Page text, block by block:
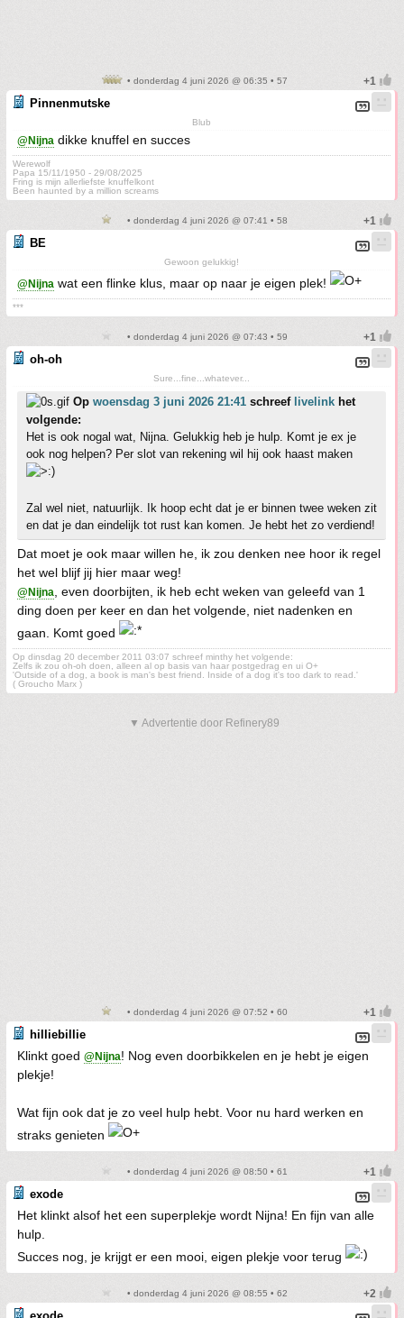
• donderdag 4 juni 2026 @ 06:35 • 57
Pinnenmutske
Blub
@Nijna dikke knuffel en succes
Werewolf
Papa 15/11/1950 - 29/08/2025
Fring is mijn allerliefste knuffelkont
Been haunted by a million screams
• donderdag 4 juni 2026 @ 07:41 • 58
BE
Gewoon gelukkig!
@Nijna wat een flinke klus, maar op naar je eigen plek!
***
• donderdag 4 juni 2026 @ 07:43 • 59
oh-oh
Sure...fine...whatever...
Op woensdag 3 juni 2026 21:41 schreef livelink het
volgende:
Het is ook nogal wat, Nijna. Gelukkig heb je hulp. Komt je ex je
ook nog helpen? Per slot van rekening wil hij ook haast maken
Zal wel niet, natuurlijk. Ik hoop echt dat je er binnen twee weken zit
en dat je dan eindelijk tot rust kan komen. Je hebt het zo verdiend!
Dat moet je ook maar willen he, ik zou denken nee hoor ik regel
het wel blijf jij hier maar weg!
@Nijna , even doorbijten, ik heb echt weken van geleefd van 1
ding doen per keer en dan het volgende, niet nadenken en
gaan. Komt goed
Op dinsdag 20 december 2011 03:07 schreef minthy het volgende:
Zelfs ik zou oh-oh doen, alleen al op basis van haar postgedrag en ui O+
'Outside of a dog, a book is man's best friend. Inside of a dog it's too dark to read.'
( Groucho Marx )
▼ Advertentie door Refinery89
• donderdag 4 juni 2026 @ 07:52 • 60
hilliebillie
Klinkt goed @Nijna! Nog even doorbikkelen en je hebt je eigen
plekje!
Wat fijn ook dat je zo veel hulp hebt. Voor nu hard werken en
straks genieten
• donderdag 4 juni 2026 @ 08:50 • 61
exode
Het klinkt alsof het een superplekje wordt Nijna! En fijn van alle
hulp.
Succes nog, je krijgt er een mooi, eigen plekje voor terug
• donderdag 4 juni 2026 @ 08:55 • 62